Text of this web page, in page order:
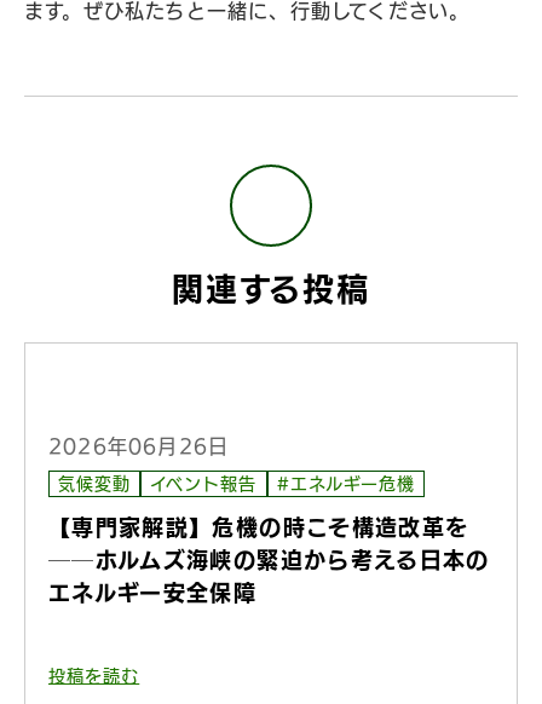
ます。ぜひ私たちと一緒に、行動してください。
関連する投稿
2026年06月26日
気候変動 イベント報告 #エネルギー危機
【専門家解説】危機の時こそ構造改革を
──ホルムズ海峡の緊迫から考える日本の
エネルギー安全保障
投稿を読む